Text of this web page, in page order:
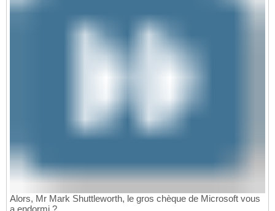
Alors, Mr Mark Shuttleworth, le gros chèque de Microsoft vous